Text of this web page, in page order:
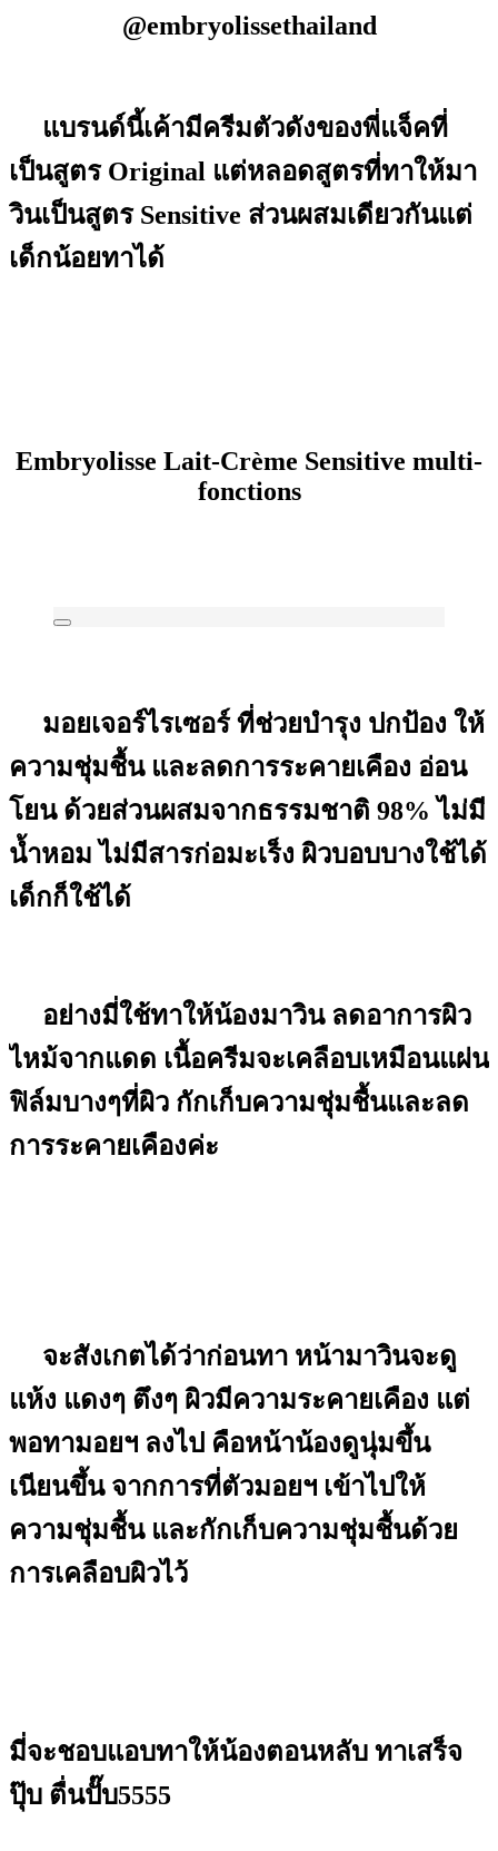
@embryolissethailand
แบรนด์นี้เค้ามีครีมตัวดังของพี่แจ็คที่
เป็นสูตร Original แต่หลอดสูตรที่ทาให้มา
วินเป็นสูตร Sensitive ส่วนผสมเดียวกันแต่
เด็กน้อยทาได้
Embryolisse Lait-Crème Sensitive multi-
fonctions
มอยเจอร์ไรเซอร์ ที่ช่วยบำรุง ปกป้อง ให้
ความชุ่มชื้น และลดการระคายเคือง อ่อน
โยน ด้วยส่วนผสมจากธรรมชาติ 98% ไม่มี
น้ำหอม ไม่มีสารก่อมะเร็ง ผิวบอบบางใช้ได้
เด็กก็ใช้ได้
อย่างมี่ใช้ทาให้น้องมาวิน ลดอาการผิว
ไหม้จากแดด เนื้อครีมจะเคลือบเหมือนแผ่น
ฟิล์มบางๆที่ผิว กักเก็บความชุ่มชื้นและลด
การระคายเคืองค่ะ
จะสังเกตได้ว่าก่อนทา หน้ามาวินจะดู
แห้ง แดงๆ ตึงๆ ผิวมีความระคายเคือง แต่
พอทามอยฯ ลงไป คือหน้าน้องดูนุ่มขึ้น
เนียนขึ้น จากการที่ตัวมอยฯ เข้าไปให้
ความชุ่มชื้น และกักเก็บความชุ่มชื้นด้วย
การเคลือบผิวไว้
มี่จะชอบแอบทาให้น้องตอนหลับ ทาเสร็จ
ปุ๊บ ตื่นปั๊บ5555